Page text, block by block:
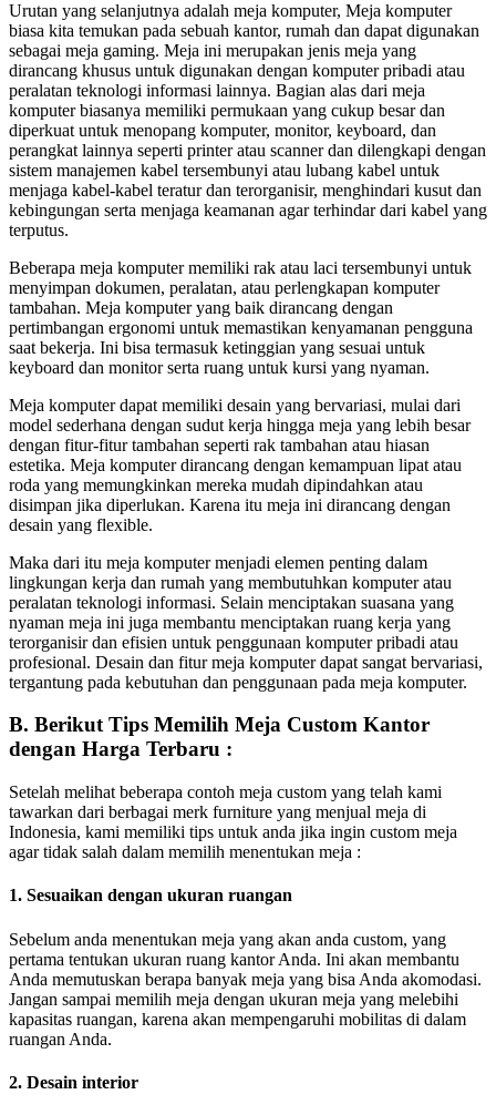
Urutan yang selanjutnya adalah meja komputer, Meja komputer
biasa kita temukan pada sebuah kantor, rumah dan dapat digunakan
sebagai meja gaming. Meja ini merupakan jenis meja yang
dirancang khusus untuk digunakan dengan komputer pribadi atau
peralatan teknologi informasi lainnya. Bagian alas dari meja
komputer biasanya memiliki permukaan yang cukup besar dan
diperkuat untuk menopang komputer, monitor, keyboard, dan
perangkat lainnya seperti printer atau scanner dan dilengkapi dengan
sistem manajemen kabel tersembunyi atau lubang kabel untuk
menjaga kabel-kabel teratur dan terorganisir, menghindari kusut dan
kebingungan serta menjaga keamanan agar terhindar dari kabel yang
terputus.
Beberapa meja komputer memiliki rak atau laci tersembunyi untuk
menyimpan dokumen, peralatan, atau perlengkapan komputer
tambahan. Meja komputer yang baik dirancang dengan
pertimbangan ergonomi untuk memastikan kenyamanan pengguna
saat bekerja. Ini bisa termasuk ketinggian yang sesuai untuk
keyboard dan monitor serta ruang untuk kursi yang nyaman.
Meja komputer dapat memiliki desain yang bervariasi, mulai dari
model sederhana dengan sudut kerja hingga meja yang lebih besar
dengan fitur-fitur tambahan seperti rak tambahan atau hiasan
estetika. Meja komputer dirancang dengan kemampuan lipat atau
roda yang memungkinkan mereka mudah dipindahkan atau
disimpan jika diperlukan. Karena itu meja ini dirancang dengan
desain yang flexible.
Maka dari itu meja komputer menjadi elemen penting dalam
lingkungan kerja dan rumah yang membutuhkan komputer atau
peralatan teknologi informasi. Selain menciptakan suasana yang
nyaman meja ini juga membantu menciptakan ruang kerja yang
terorganisir dan efisien untuk penggunaan komputer pribadi atau
profesional. Desain dan fitur meja komputer dapat sangat bervariasi,
tergantung pada kebutuhan dan penggunaan pada meja komputer.
B. Berikut Tips Memilih Meja Custom Kantor
dengan Harga Terbaru :
Setelah melihat beberapa contoh meja custom yang telah kami
tawarkan dari berbagai merk furniture yang menjual meja di
Indonesia, kami memiliki tips untuk anda jika ingin custom meja
agar tidak salah dalam memilih menentukan meja :
1. Sesuaikan dengan ukuran ruangan
Sebelum anda menentukan meja yang akan anda custom, yang
pertama tentukan ukuran ruang kantor Anda. Ini akan membantu
Anda memutuskan berapa banyak meja yang bisa Anda akomodasi.
Jangan sampai memilih meja dengan ukuran meja yang melebihi
kapasitas ruangan, karena akan mempengaruhi mobilitas di dalam
ruangan Anda.
2. Desain interior